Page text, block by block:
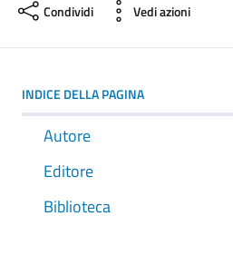
Condividi Vedi azioni
INDICE DELLA PAGINA
Autore
Editore
Biblioteca